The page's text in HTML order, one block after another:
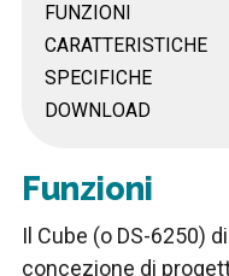
FUNZIONI
CARATTERISTICHE
SPECIFICHE
DOWNLOAD
Funzioni
Il Cube (o DS-6250)
concezione di